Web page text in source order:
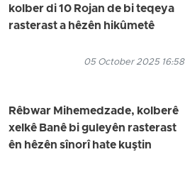
kolber di 10 Rojan de bi teqeya
rasterast a hêzên hikûmetê
05 October 2025 16:58
Rêbwar Mihemedzade, kolberê
xelkê Banê bi guleyên rasterast
ên hêzên sînorî hate kuştin